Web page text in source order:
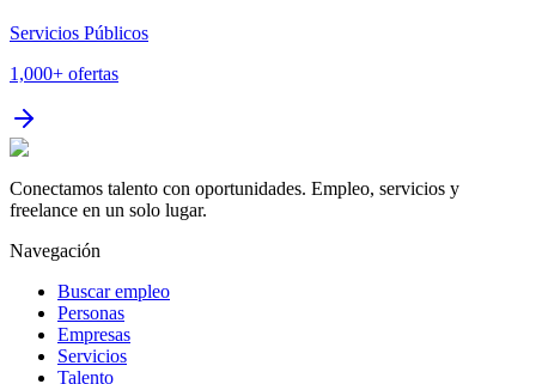
Servicios Públicos
1,000+ ofertas
Conectamos talento con oportunidades. Empleo, servicios y
freelance en un solo lugar.
Navegación
Buscar empleo
Personas
Empresas
Servicios
Talento